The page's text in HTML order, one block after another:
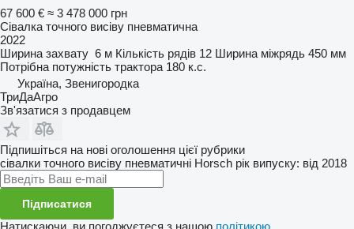
67 600 € ≈ 3 478 000 грн
Сівалка точного висіву пневматична
2022
Ширина захвату 6 м Кількість рядів 12 Ширина міжрядь 450 мм
Потрібна потужність трактора 180 к.с.
Україна, Звенигородка
ТриДаАгро
Зв'язатися з продавцем
Підпишіться на нові оголошення цієї рубрики
cівалки точного висіву пневматичні Horsch рік випуску: від 2018
Підписатися